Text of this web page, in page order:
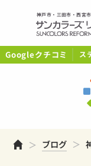
神戸市・三田市・西宮
Googleクチコミ ス
ホームブログ